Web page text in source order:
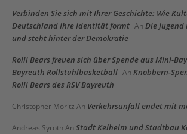
Verbinden Sie sich mit Ihrer Geschichte: Wie
Deutschland Ihre Identität formt An Die
und steht hinter der Demokratie
Rolli Bears freuen sich über Spende aus Mini-
Bayreuth Rollstuhlbasketball An Knobbern-
Rolli Bears des RSV Bayreuth
Christopher Moritz An Verkehrsunfall endet mit
Andreas Syroth An Stadt Kelheim und Stadtbau